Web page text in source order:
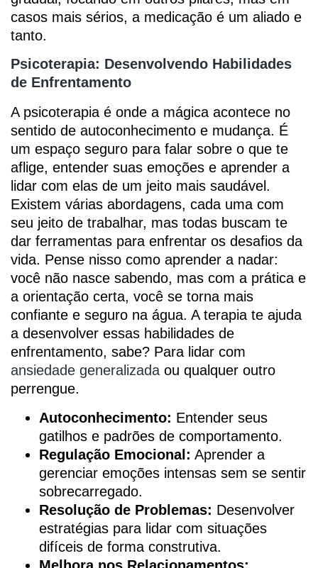
casos mais sérios, a medicação é um aliado e
tanto.
Psicoterapia: Desenvolvendo Habilidades
de Enfrentamento
A psicoterapia é onde a mágica acontece no
sentido de autoconhecimento e mudança. É
um espaço seguro para falar sobre o que te
aflige, entender suas emoções e aprender a
lidar com elas de um jeito mais saudável.
Existem várias abordagens, cada uma com
seu jeito de trabalhar, mas todas buscam te
dar ferramentas para enfrentar os desafios da
vida. Pense nisso como aprender a nadar:
você não nasce sabendo, mas com a prática e
a orientação certa, você se torna mais
confiante e seguro na água. A terapia te ajuda
a desenvolver essas habilidades de
enfrentamento, sabe? Para lidar com
ansiedade generalizada ou qualquer outro
perrengue.
Autoconhecimento: Entender seus
gatilhos e padrões de comportamento.
Regulação Emocional: Aprender a
gerenciar emoções intensas sem se sentir
sobrecarregado.
Resolução de Problemas: Desenvolver
estratégias para lidar com situações
difíceis de forma construtiva.